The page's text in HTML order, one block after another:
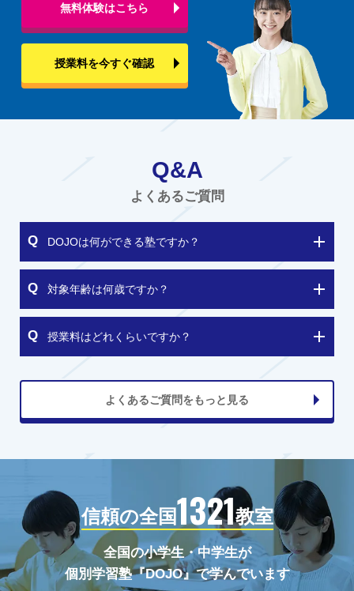
無料体験はこちら
授業料を今すぐ確認
Q&A
よくあるご質問
DOJOは何ができる塾ですか？
対象年齢は何歳ですか？
授業料はどれくらいですか？
よくあるご質問をもっと見る
信頼の全国1321教室
全国の小学生・中学生が
個別学習塾『DOJO』で学んでいます